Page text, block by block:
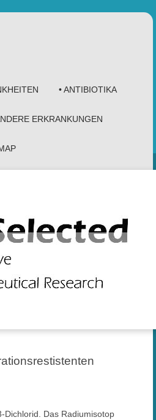
• ANTIBIOTIKA
ERKRANKUNGEN
Das Radiumisotop